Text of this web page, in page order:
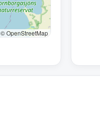
© OpenStreetMap